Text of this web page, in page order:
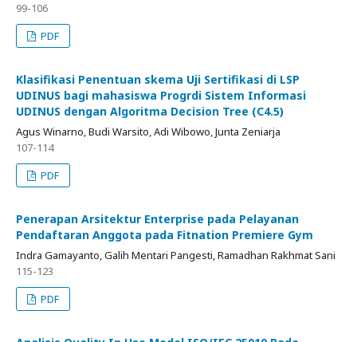
99-106
PDF
Klasifikasi Penentuan skema Uji Sertifikasi di LSP
UDINUS bagi mahasiswa Progrdi Sistem Informasi
UDINUS dengan Algoritma Decision Tree (C4.5)
Agus Winarno, Budi Warsito, Adi Wibowo, Junta Zeniarja
107-114
PDF
Penerapan Arsitektur Enterprise pada Pelayanan
Pendaftaran Anggota pada Fitnation Premiere Gym
Indra Gamayanto, Galih Mentari Pangesti, Ramadhan Rakhmat Sani
115-123
PDF